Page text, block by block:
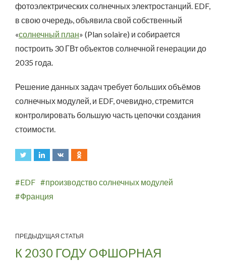
фотоэлектрических солнечных электростанций. EDF,
в свою очередь, объявила свой собственный
«солнечный план» (Plan solaire) и собирается
построить 30 ГВт объектов солнечной генерации до
2035 года.
Решение данных задач требует больших объёмов
солнечных модулей, и EDF, очевидно, стремится
контролировать большую часть цепочки создания
стоимости.
EDF
производство солнечных модулей
Франция
ПРЕДЫДУЩАЯ СТАТЬЯ
К 2030 ГОДУ ОФШОРНАЯ